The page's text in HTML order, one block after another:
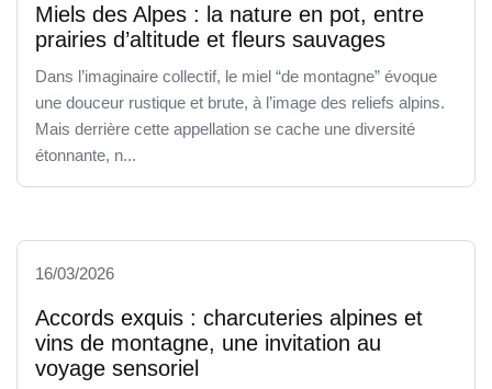
Miels des Alpes : la nature en pot, entre
prairies d’altitude et fleurs sauvages
Dans l’imaginaire collectif, le miel “de montagne” évoque
une douceur rustique et brute, à l’image des reliefs alpins.
Mais derrière cette appellation se cache une diversité
étonnante, n...
16/03/2026
Accords exquis : charcuteries alpines et
vins de montagne, une invitation au
voyage sensoriel